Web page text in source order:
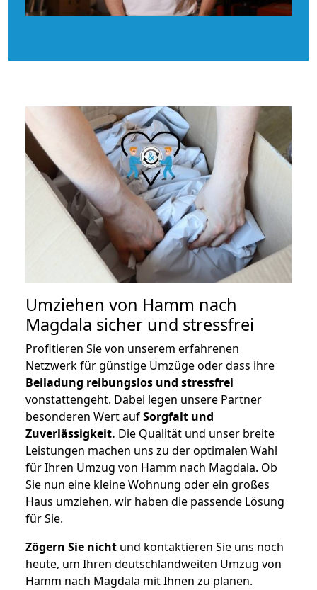
Umziehen von Hamm nach
Magdala sicher und stressfrei
Profitieren Sie von unserem erfahrenen
Netzwerk für günstige Umzüge oder dass ihre
Beiladung reibungslos und stressfrei
vonstattengeht. Dabei legen unsere Partner
besonderen Wert aufSorgfalt und
Zuverlässigkeit. Die Qualität und unser breite
Leistungen machen uns zu der optimalen Wahl
für Ihren Umzug von Hamm nach Magdala. Ob
Sie nun eine kleine Wohnung oder ein großes
Haus umziehen, wir haben die passende Lösung
für Sie.
Zögern Sie nicht und kontaktieren Sie uns noch
heute, um Ihren deutschlandweiten Umzug von
Hamm nach Magdala mit Ihnen zu planen.